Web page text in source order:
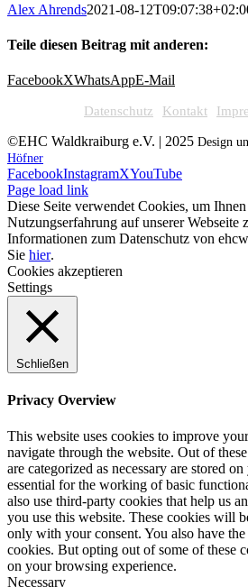
Alex Ahrends2021-08-
Teile diesen Beitrag mit anderen:
FacebookXWhatsAppE-Mail
Datenschutz Kontakt
©EHC Waldkraiburg e.V. | 2025 Design
Höfner
FacebookInstagramXYouTube
Page load link
Diese Seite verwendet Cookies, um Ihnen
Nutzungserfahrung auf unserer Webseite
Informationen zum Datenschutz von
Sie hier.
Cookies akzeptieren
Settings
Schließen
Privacy Overview
This website uses cookies to improve
navigate through the website. Out of
are categorized as necessary are stored
essential for the working of basic
also use third-party cookies that help us
you use this website. These cookies will
only with your consent. You also have
cookies. But opting out of some of these
on your browsing experience.
Necessary